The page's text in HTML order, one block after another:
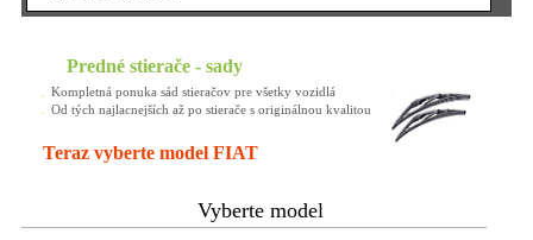
Predné stierače - sady
Kompletná ponuka sád stieračov pre všetky vozidlá
Od tých najlacnejších až po stierače s originálnou kvalitou
Teraz vyberte model FIAT
Vyberte model